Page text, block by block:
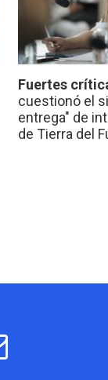
Fuertes
cuestionó el
entrega" de
de Tierra del